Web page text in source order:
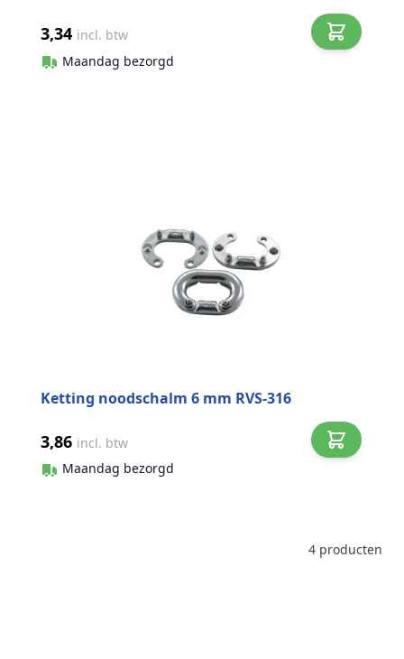
3,34 incl. btw
Maandag bezorgd
Ketting noodschalm 6 mm RVS-316
3,86 incl. btw
Maandag bezorgd
4 producten